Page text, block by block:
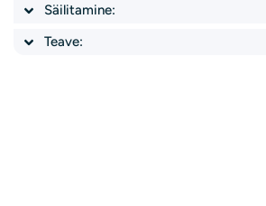
Säilitamine:
Teave: